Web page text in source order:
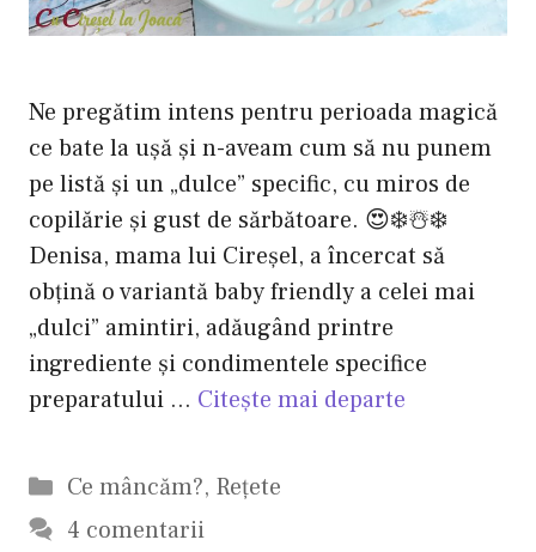
Ne pregătim intens pentru perioada magică
ce bate la ușă și n-aveam cum să nu punem
pe listă și un „dulce” specific, cu miros de
copilărie și gust de sărbătoare. 😍❄️☃️❄️
Denisa, mama lui Cireşel, a încercat să
obțină o variantă baby friendly a celei mai
„dulci” amintiri, adăugând printre
ingrediente și condimentele specifice
preparatului … Citește mai departe
Categorii
Ce mâncăm?, Reţete
4 comentarii